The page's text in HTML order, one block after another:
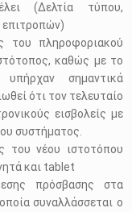
(Δελτία τύπου,
επιτροπών)
του πληροφοριακού
καθώς με το
σημαντικά
ότι τον τελευταίο
εισβολείς με
συστήματος.
του νέου ιστοτόπου
και tablet
πρόσβασης στα
συναλλάσσεται ο